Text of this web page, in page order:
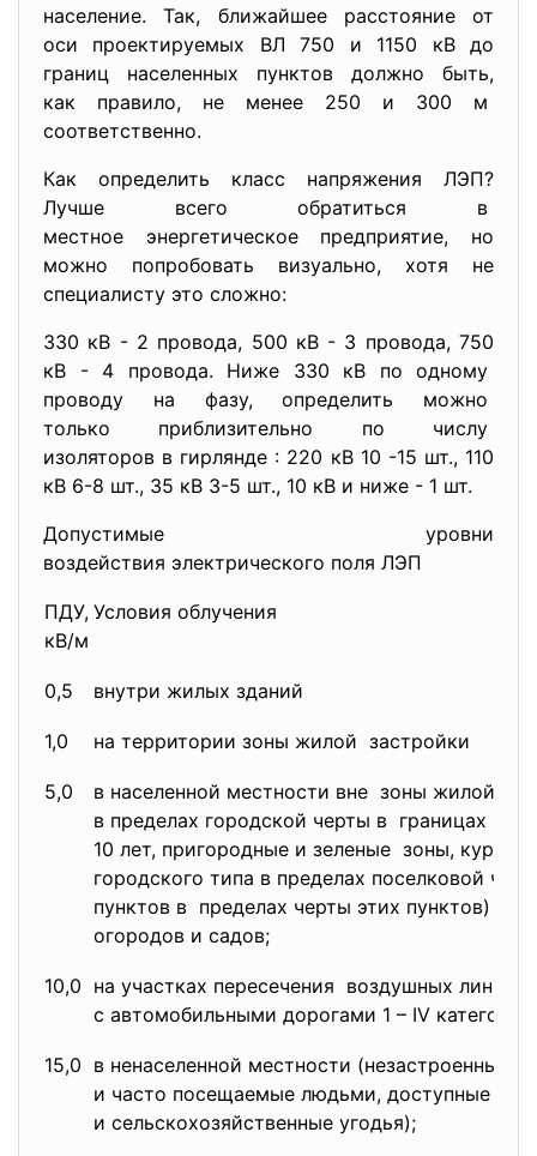
население. Так, ближайшее расстояние от
оси проектируемых ВЛ 750 и 1150 кВ до
границ населенных пунктов должно быть,
как правило, не менее 250 и 300 м
соответственно.
Как определить класс напряжения ЛЭП?
Лучше всего обратиться в
местное энергетическое предприятие, но
можно попробовать визуально, хотя не
специалисту это сложно:
330 кВ - 2 провода, 500 кВ - 3 провода, 750
кВ - 4 провода. Ниже 330 кВ по одному
проводу на фазу, определить можно
только приблизительно по числу
изоляторов в гирлянде : 220 кВ 10 -15 шт., 110
кВ 6-8 шт., 35 кВ 3-5 шт., 10 кВ и ниже - 1 шт.
Допустимые уровни
воздействия электрического поля ЛЭП
ПДУ,
кВ/м
Условия облучения
0,5 внутри жилых зданий
1,0 на территории зоны жилой застройки
5,0
в населенной местности вне зоны жилой
в пределах городской черты в границах их
10 лет, пригородные и зеленые зоны,
городского типа в пределах поселковой
пунктов в пределах черты этих пунктов) а
огородов и садов;
10,0 на участках пересечения воздушных линий
с автомобильными дорогами 1 – IV
15,0 в ненаселенной местности (незастроенные
и часто посещаемые людьми, доступные для
и сельскохозяйственные угодья);